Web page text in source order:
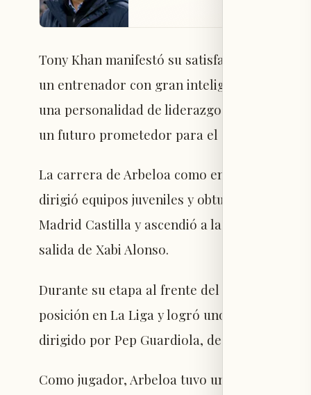
Tony Khan manifestó su satisfacción con la
un entrenador con gran inteligencia y
una personalidad de liderazgo y una
un futuro prometedor para el equipo bajo su
La carrera de Arbeloa como entrenador
dirigió equipos juveniles y obtuvo varios
Madrid Castilla y ascendió a la dirección del
salida de Xabi Alonso.
Durante su etapa al frente del primer
posición en La Liga y logró uno de sus
dirigido por Pep Guardiola, de la UEFA
Como jugador, Arbeloa tuvo una carrera